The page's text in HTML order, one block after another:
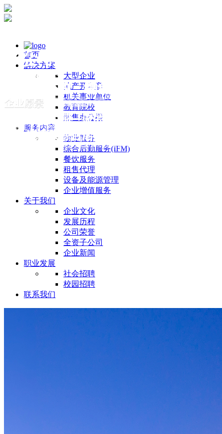
首页
解决方案
大型企业
地产开发商
机关事业单位
教育院校
散售办公楼
服务内容
物业服务
综合后勤服务(IFM)
餐饮服务
租售代理
设备及能源管理
企业增值服务
关于我们
企业文化
发展历程
公司荣誉
全资子公司
企业新闻
职业发展
社会招聘
校园招聘
联系我们